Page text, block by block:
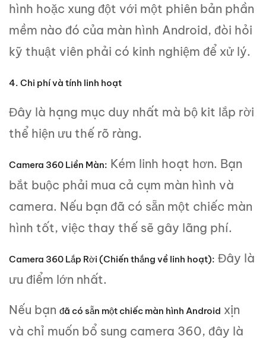
hình hoặc xung đột với một phiên bản phần
mềm nào đó của màn hình Android, đòi hỏi
kỹ thuật viên phải có kinh nghiệm để xử lý.
4. Chi phí và tính linh hoạt
Đây là hạng mục duy nhất mà bộ kit lắp rời
thể hiện ưu thế rõ ràng.
Camera 360 Liền Màn: Kém linh hoạt hơn. Bạn
bắt buộc phải mua cả cụm màn hình và
camera. Nếu bạn đã có sẵn một chiếc màn
hình tốt, việc thay thế sẽ gây lãng phí.
Camera 360 Lắp Rời (Chiến thắng về linh hoạt): Đây là
ưu điểm lớn nhất.
Nếu bạn đã có sẵn một chiếc màn hình Android xịn
và chỉ muốn bổ sung camera 360, đây là